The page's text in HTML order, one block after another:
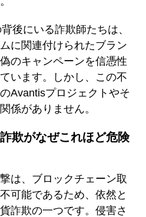
後にいる詐欺師たちは、
に関連付けられたブラン
のキャンペーンを信憑性
います。しかし、この不
Avantisプロジェクトやそ
係がありません。
欺がなぜこれほど危険
は、ブロックチェーン取
可能であるため、依然と
詐欺の一つです。侵害さ